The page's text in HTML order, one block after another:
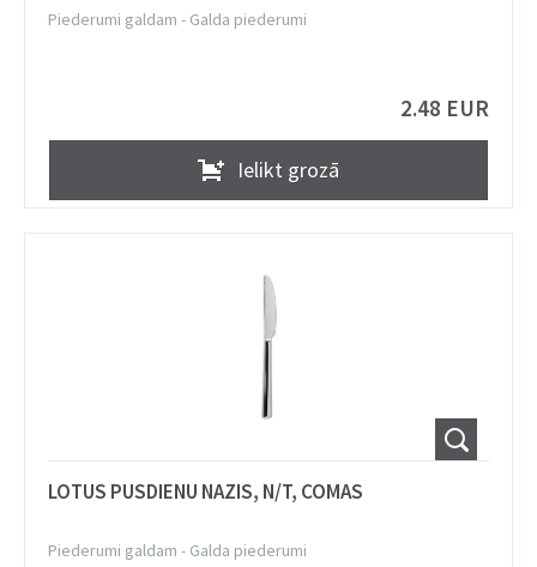
Piederumi galdam - Galda piederumi
2.48 EUR
Ielikt grozā
LOTUS PUSDIENU NAZIS, N/T, COMAS
Piederumi galdam - Galda piederumi